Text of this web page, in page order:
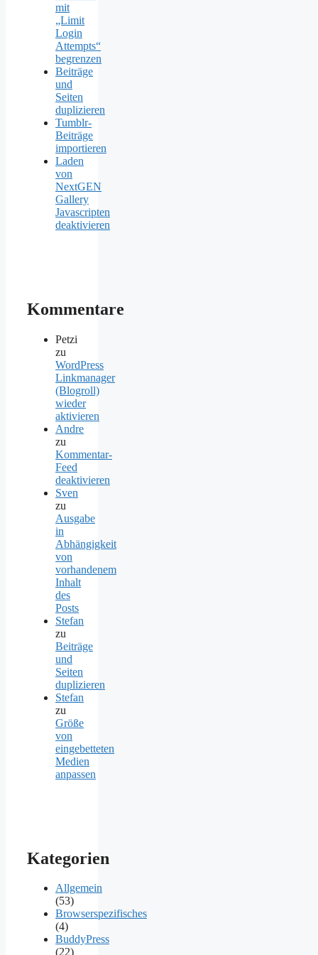
mit
„Limit
Login
Attempts“
begrenzen
Beiträge
und
Seiten
duplizieren
Tumblr-
Beiträge
importieren
Laden
von
NextGEN
Gallery
Javascripten
deaktivieren
Kommentare
Petzi
zu
WordPress
Linkmanager
(Blogroll)
wieder
aktivieren
Andre
zu
Kommentar-
Feed
deaktivieren
Sven
zu
Ausgabe
in
Abhängigkeit
von
vorhandenem
Inhalt
des
Posts
Stefan
zu
Beiträge
und
Seiten
duplizieren
Stefan
zu
Größe
von
eingebetteten
Medien
anpassen
Kategorien
Allgemein
(53)
Browserspezifisches
(4)
BuddyPress
(22)